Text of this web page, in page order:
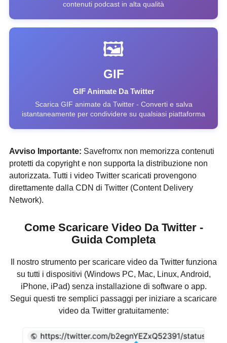
contenuti podcast in alta qualità
🖼️
GIF
GIF Animate Da Twitter
Scarica GIF animate da Twitter - Converti e salva
istantaneamente per condividere su qualsiasi piattaforma
Avviso Importante: Savefromx non memorizza contenuti
protetti da copyright e non supporta la distribuzione non
autorizzata. Tutti i video Twitter scaricati provengono
direttamente dalla CDN di Twitter (Content Delivery
Network).
Come Scaricare Video Da Twitter -
Guida Completa
Il nostro strumento per scaricare video da Twitter funziona
su tutti i dispositivi (Windows PC, Mac, Linux, Android,
iPhone, iPad) senza installazione di software o app.
Segui questi tre semplici passaggi per iniziare a scaricare
video da Twitter gratuitamente: